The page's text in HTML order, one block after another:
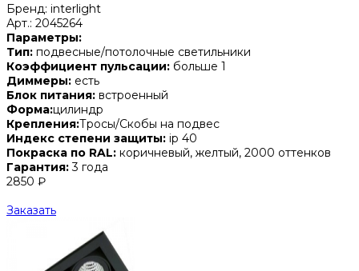
Бренд: interlight
Арт.: 2045264
Параметры:
Тип: подвесные/потолочные светильники
Коэффициент пульсации: больше 1
Диммеры: есть
Блок питания: встроенный
Форма:цилиндр
Крепления:Тросы/Скобы на подвес
Индекс степени защиты: ip 40
Покраска по RAL: коричневый, желтый, 2000 оттенков
Гарантия:3 года
2850 ₽
Заказать